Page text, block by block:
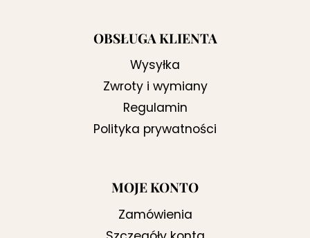
OBSŁUGA KLIENTA
Wysyłka
Zwroty i wymiany
Regulamin
Polityka prywatności
MOJE KONTO
Zamówienia